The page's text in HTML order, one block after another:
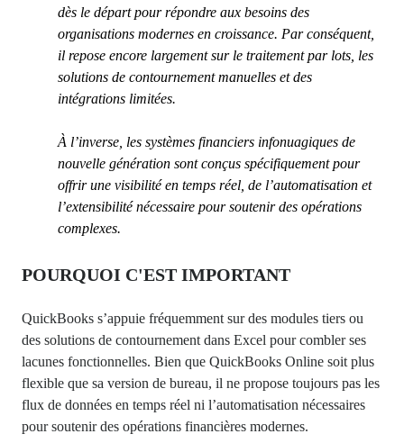
dès le départ pour répondre aux besoins des
organisations modernes en croissance. Par conséquent,
il repose encore largement sur le traitement par lots, les
solutions de contournement manuelles et des
intégrations limitées.
À l’inverse, les systèmes financiers infonuagiques de
nouvelle génération sont conçus spécifiquement pour
offrir une visibilité en temps réel, de l’automatisation et
l’extensibilité nécessaire pour soutenir des opérations
complexes.
POURQUOI C'EST IMPORTANT
QuickBooks s’appuie fréquemment sur des modules tiers ou
des solutions de contournement dans Excel pour combler ses
lacunes fonctionnelles. Bien que QuickBooks Online soit plus
flexible que sa version de bureau, il ne propose toujours pas les
flux de données en temps réel ni l’automatisation nécessaires
pour soutenir des opérations financières modernes.